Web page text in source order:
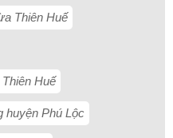
Thiên Huế
Huế
huyện Phú Lộc